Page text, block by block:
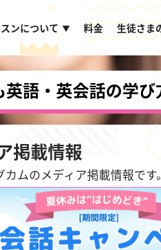
ンについて ▼ 料金 生徒さま
語・英会話の学び
掲載情報
ムのメディア掲載情報です。